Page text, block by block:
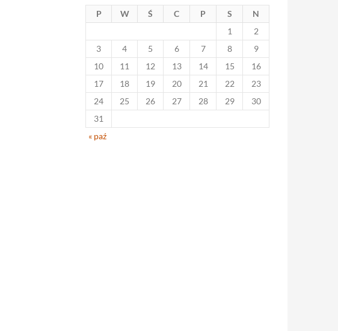
P W Ś C P S
N
1
2
3
4 5 6 7 8
9
10
11 12 13 14 15
16
17
18 19 20 21 22
23
24
25 26 27 28 29
30
31
« paź